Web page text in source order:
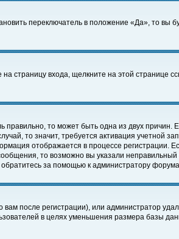
переключатель в положение «Да», то вы
страницу входа, щелкните на этой странице
то может быть одна из двух причин.
то значит, требуется активация учетной
отображается в процессе
то возможно вы указали
за помощью к администратору
после регистрации), или администратор
в целях уменьшения размера базы